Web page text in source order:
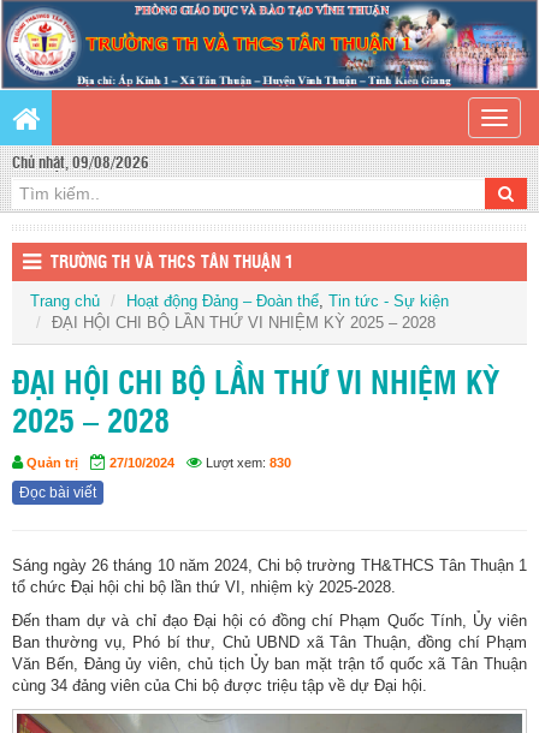
Toggle
Chủ nhật, 09/08/2026
TRƯỜNG TH VÀ THCS TÂN THUẬN 1
Trang chủ Hoạt động Đảng – Đoàn thể Tin tức - Sự kiện
ĐẠI HỘI CHI BỘ LẦN THỨ VI NHIỆM KỲ 2025 – 2028
ĐẠI HỘI CHI BỘ LẦN THỨ VI NHIỆM KỲ
2025 – 2028
Quản trị 27/10/2024 Lượt xem: 830
Đọc bài viết
Sáng ngày 26 tháng 10 năm 2024, Chi bộ trường TH&THCS Tân Thuận 1
tổ chức Đại hội chi bộ lần thứ VI, nhiệm kỳ 2025-2028.
Đến tham dự và chỉ đạo Đại hội có đồng chí Phạm Quốc Tính, Ủy viên
Ban thường vụ, Phó bí thư, Chủ UBND xã Tân Thuận, đồng chí Phạm
Văn Bến, Đảng ủy viên, chủ tịch Ủy ban mặt trận tổ quốc xã Tân Thuận
cùng 34 đảng viên của Chi bộ được triệu tập về dự Đại hội.